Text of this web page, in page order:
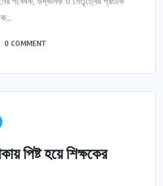
0 COMMENT
পিষ্ট হয়ে শিক্ষকের